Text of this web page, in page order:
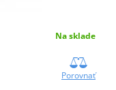
Na sklade
Porovnať